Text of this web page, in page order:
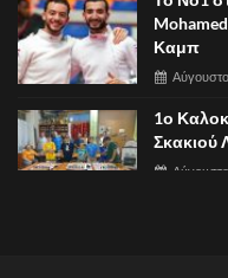
Καμπ
1ο
Σκακιού